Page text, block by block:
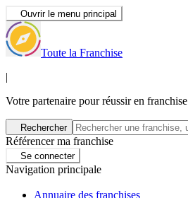
Ouvrir le menu principal
Toute la Franchise
|
Votre partenaire pour réussir en franchise
Rechercher
Référencer ma franchise
Se connecter
Navigation principale
Annuaire des franchises